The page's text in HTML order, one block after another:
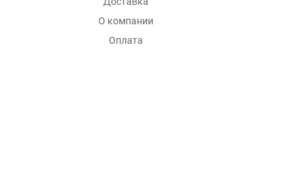
О компании
Оплата